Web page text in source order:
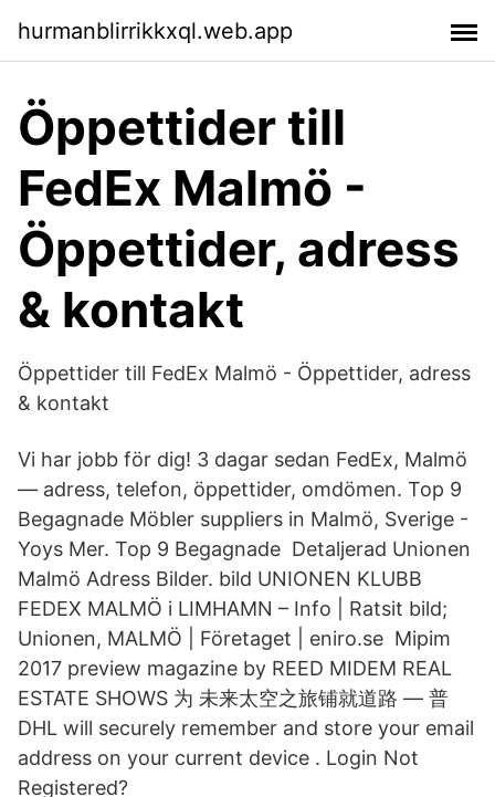
hurmanblirrikkxql.web.app
Öppettider till
FedEx Malmö -
Öppettider, adress
& kontakt
Öppettider till FedEx Malmö - Öppettider, adress
& kontakt
Vi har jobb för dig! 3 dagar sedan FedEx, Malmö
— adress, telefon, öppettider, omdömen. Top 9
Begagnade Möbler suppliers in Malmö, Sverige -
Yoys Mer. Top 9 Begagnade Detaljerad Unionen
Malmö Adress Bilder. bild UNIONEN KLUBB
FEDEX MALMÖ i LIMHAMN – Info | Ratsit bild;
Unionen, MALMÖ | Företaget | eniro.se Mipim
2017 preview magazine by REED MIDEM REAL
ESTATE SHOWS 为 未来太空之旅铺就道路 — 普
DHL will securely remember and store your email
address on your current device . Login Not
Registered?